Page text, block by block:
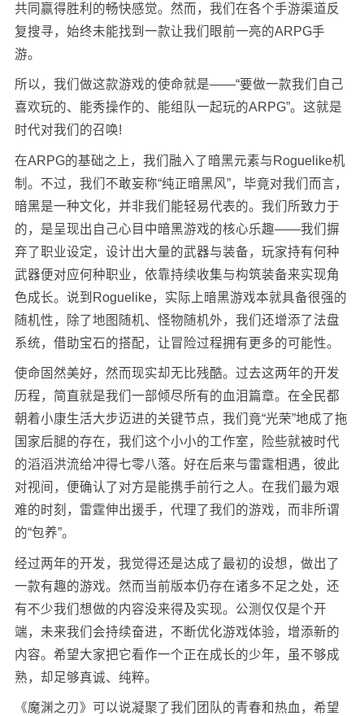
共同赢得胜利的畅快感觉。然而，我们在各个手游渠道反
复搜寻，始终未能找到一款让我们眼前一亮的ARPG手
游。
所以，我们做这款游戏的使命就是——“要做一款我们自己
喜欢玩的、能秀操作的、能组队一起玩的ARPG”。这就是
时代对我们的召唤!
在ARPG的基础之上，我们融入了暗黑元素与Roguelike机
制。不过，我们不敢妄称“纯正暗黑风”，毕竟对我们而言，
暗黑是一种文化，并非我们能轻易代表的。我们所致力于
的，是呈现出自己心目中暗黑游戏的核心乐趣——我们摒
弃了职业设定，设计出大量的武器与装备，玩家持有何种
武器便对应何种职业，依靠持续收集与构筑装备来实现角
色成长。说到Roguelike，实际上暗黑游戏本就具备很强的
随机性，除了地图随机、怪物随机外，我们还增添了法盘
系统，借助宝石的搭配，让冒险过程拥有更多的可能性。
使命固然美好，然而现实却无比残酷。过去这两年的开发
历程，简直就是我们一部倾尽所有的血泪篇章。在全民都
朝着小康生活大步迈进的关键节点，我们竟“光荣”地成了拖
国家后腿的存在，我们这个小小的工作室，险些就被时代
的滔滔洪流给冲得七零八落。好在后来与雷霆相遇，彼此
对视间，便确认了对方是能携手前行之人。在我们最为艰
难的时刻，雷霆伸出援手，代理了我们的游戏，而非所谓
的“包养”。
经过两年的开发，我觉得还是达成了最初的设想，做出了
一款有趣的游戏。然而当前版本仍存在诸多不足之处，还
有不少我们想做的内容没来得及实现。公测仅仅是个开
端，未来我们会持续奋进，不断优化游戏体验，增添新的
内容。希望大家把它看作一个正在成长的少年，虽不够成
熟，却足够真诚、纯粹。
《魔渊之刃》可以说凝聚了我们团队的青春和热血，希望